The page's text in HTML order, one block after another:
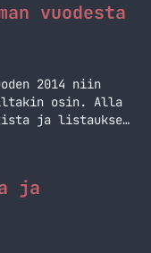
playstation-
01/05/
on-
myös livenä:
vuodesta
2014 niin
osin. Alla
ja listaukset
mitä käytiin
jälkeen
022 Vuosi 2014
ja